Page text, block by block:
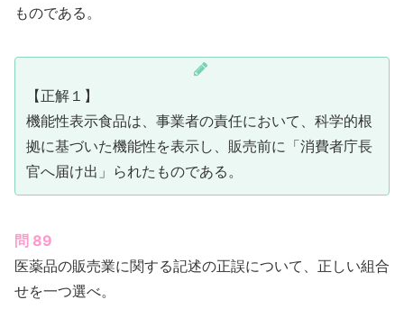
ものである。
【正解１】
機能性表示食品は、事業者の責任において、科学的根
拠に基づいた機能性を表示し、販売前に「消費者庁長
官へ届け出」られたものである。
問 89
医薬品の販売業に関する記述の正誤について、正しい組合
せを一つ選べ。